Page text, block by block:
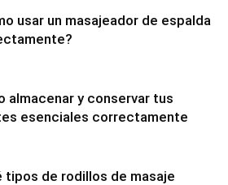
usar un masajeador de espalda
almacenar y conservar tus
esenciales correctamente
tipos de rodillos de masaje